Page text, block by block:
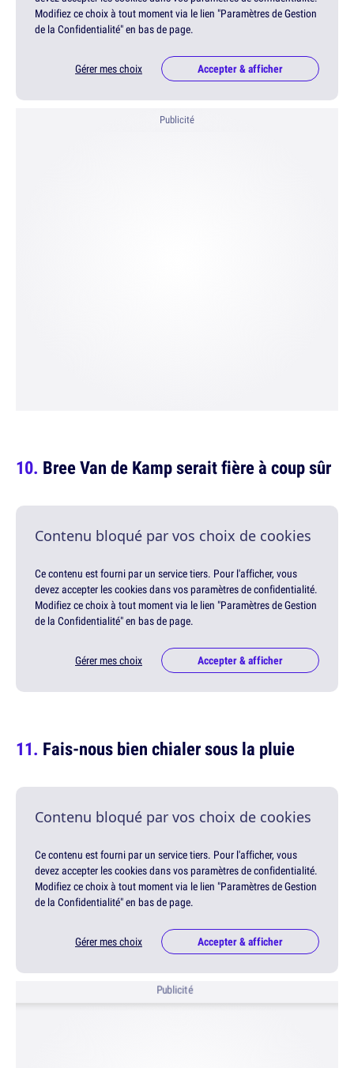
Modifiez ce choix à tout moment via le lien "Paramètres de Gestion
de la Confidentialité" en bas de page.
Gérer mes choix Accepter & afficher
Publicité
Bree Van de Kamp serait fière à coup sûr
Contenu bloqué par vos choix de cookies
Ce contenu est fourni par un service tiers. Pour l'afficher, vous
devez accepter les cookies dans vos paramètres de confidentialité.
Modifiez ce choix à tout moment via le lien "Paramètres de Gestion
de la Confidentialité" en bas de page.
Gérer mes choix Accepter & afficher
Fais-nous bien chialer sous la pluie
Contenu bloqué par vos choix de cookies
Ce contenu est fourni par un service tiers. Pour l'afficher, vous
devez accepter les cookies dans vos paramètres de confidentialité.
Modifiez ce choix à tout moment via le lien "Paramètres de Gestion
de la Confidentialité" en bas de page.
Gérer mes choix Accepter & afficher
Publicité